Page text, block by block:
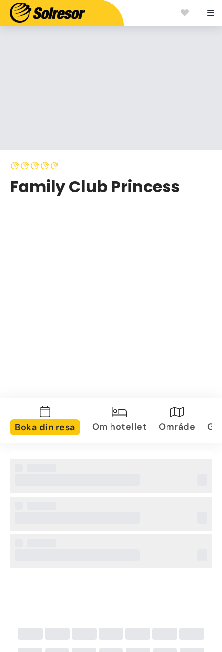
Family Club Princess
Boka din resa Om hotellet Område